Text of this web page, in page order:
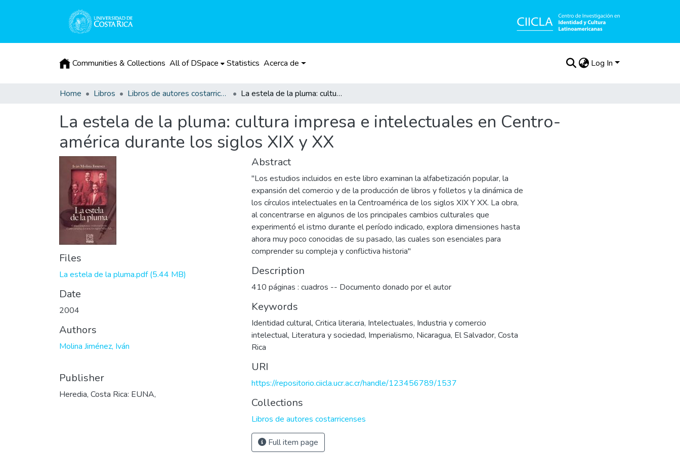
Communities & Collections All of DSpace Statistics Acerca de Log In
Home Libros Libros de autores costarricenses La estela de la pluma: cultura impresa e intelectuales en Centro- américa durante los siglos XIX y XX
La estela de la pluma: cultura impresa e intelectuales en Centro-
américa durante los siglos XIX y XX
Files
La estela de la pluma.pdf(5.44 MB)
Date
2004
Authors
Molina Jiménez, Iván
Publisher
Heredia, Costa Rica: EUNA,
Abstract
"Los estudios incluidos en este libro examinan la alfabetización popular, la
expansión del comercio y de la producción de libros y folletos y la dinámica de
los círculos intelectuales en la Centroamérica de los siglos XIX Y XX. La obra,
al concentrarse en algunos de los principales cambios culturales que
experimentó el istmo durante el período indicado, explora dimensiones hasta
ahora muy poco conocidas de su pasado, las cuales son esenciales para
comprender su compleja y conflictiva historia"
Description
410 páginas : cuadros -- Documento donado por el autor
Keywords
Identidad cultural, Critica literaria, Intelectuales, Industria y comercio
intelectual, Literatura y sociedad, Imperialismo, Nicaragua, El Salvador, Costa
Rica
URI
https://repositorio.ciicla.ucr.ac.cr/handle/123456789/1537
Collections
Libros de autores costarricenses
Full item page